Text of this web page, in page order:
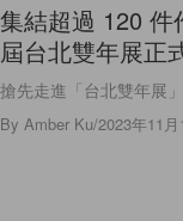
集結超過 120 件
屆台北雙年展正
搶先走進「台北雙年展
By Amber Ku/2023年11月